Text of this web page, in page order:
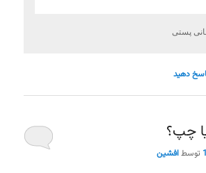
پستی
دهید
چپ؟
توسطافشین